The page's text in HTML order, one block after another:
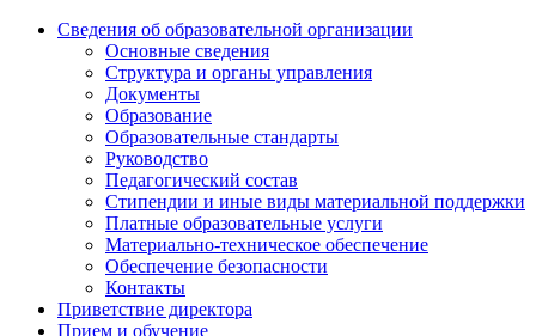
Сведения об образовательной организации
Основные сведения
Структура и органы управления
Документы
Образование
Образовательные стандарты
Руководство
Педагогический состав
Стипендии и иные виды материальной поддержки
Платные образовательные услуги
Материально-техническое обеспечение
Обеспечение безопасности
Контакты
Приветствие директора
Прием и обучение